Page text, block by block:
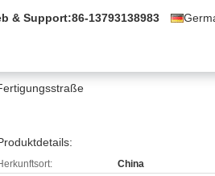
& Support:86-13793138983
China